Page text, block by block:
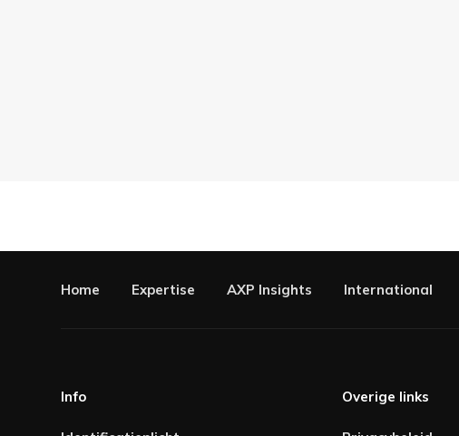
Home Expertise AXP Insights International
Info Overige links